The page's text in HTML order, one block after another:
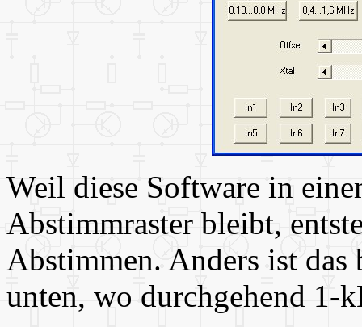
Weil diese Software in
Abstimmraster bleibt,
Abstimmen. Anders ist
unten, wo durchgehend 1-